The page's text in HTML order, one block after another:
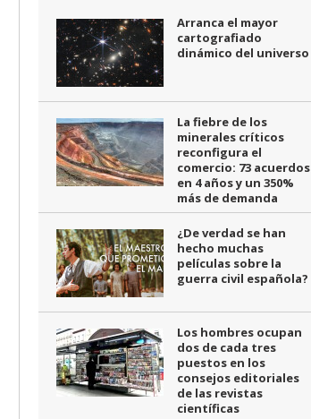
Arranca el mayor
cartografiado
dinámico del universo
La fiebre de los
minerales críticos
reconfigura el
comercio: 73 acuerdos
en 4 años y un 350%
más de demanda
¿De verdad se han
hecho muchas
películas sobre la
guerra civil española?
Los hombres ocupan
dos de cada tres
puestos en los
consejos editoriales
de las revistas
científicas